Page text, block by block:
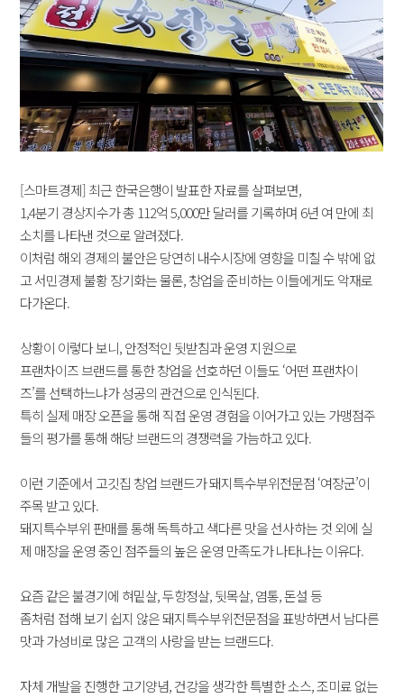
[스마트경제] 최근 한국은행이 발표한 자료를 살펴보면,
1,4분기 경상지수가 총 112억 5,000만 달러를 기록하며 6년 여 만에 최
소치를 나타낸 것으로 알려졌다.
이처럼 해외 경제의 불안은 당연히 내수시장에 영향을 미칠 수 밖에 없
고 서민경제 불황 장기화는 물론, 창업을 준비하는 이들에게도 악재로
다가온다.
상황이 이렇다 보니, 안정적인 뒷받침과 운영 지원으로
프랜차이즈 브랜드를 통한 창업을 선호하던 이들도 ‘어떤 프랜차이
즈’를 선택하느냐가 성공의 관건으로 인식된다.
특히 실제 매장 오픈을 통해 직접 운영 경험을 이어가고 있는 가맹점주
들의 평가를 통해 해당 브랜드의 경쟁력을 가늠하고 있다.
이런 기준에서 고깃집 창업 브랜드가 돼지특수부위전문점 ‘여장군’이
주목 받고 있다.
돼지특수부위 판매를 통해 독특하고 색다른 맛을 선사하는 것 외에 실
제 매장을 운영 중인 점주들의 높은 운영 만족도가 나타나는 이유다.
요즘 같은 불경기에 혀밑살, 두항정살, 뒷목살, 염통, 돈설 등
좀처럼 접해 보기 쉽지 않은 돼지특수부위전문점을 표방하면서 남다른
맛과 가성비로 많은 고객의 사랑을 받는 브랜드다.
자체 개발을 진행한 고기양념, 건강을 생각한 특별한 소스, 조미료 없는